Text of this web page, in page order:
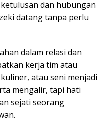
dan hubungan
datang tanpa perlu
dalam relasi dan
kerja tim atau
atau seni menjadi
mengalir, tapi hati
sejati seorang